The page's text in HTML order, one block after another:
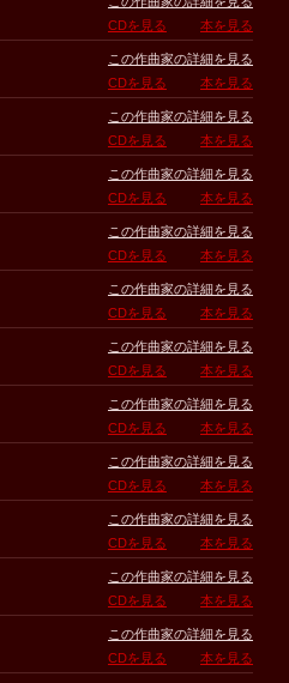
CDを見る
本を見る
この作曲家の詳細を見る
CDを見る
本を見る
この作曲家の詳細を見る
CDを見る
本を見る
この作曲家の詳細を見る
CDを見る
本を見る
この作曲家の詳細を見る
CDを見る
本を見る
この作曲家の詳細を見る
CDを見る
本を見る
この作曲家の詳細を見る
CDを見る
本を見る
この作曲家の詳細を見る
CDを見る
本を見る
この作曲家の詳細を見る
CDを見る
本を見る
この作曲家の詳細を見る
CDを見る
本を見る
この作曲家の詳細を見る
CDを見る
本を見る
この作曲家の詳細を見る
CDを見る
本を見る